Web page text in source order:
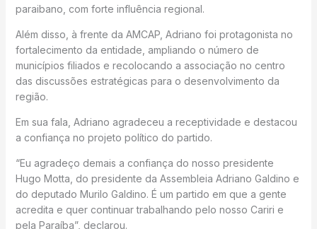
paraibano, com forte influência regional.
Além disso, à frente da AMCAP, Adriano foi protagonista no
fortalecimento da entidade, ampliando o número de
municípios filiados e recolocando a associação no centro
das discussões estratégicas para o desenvolvimento da
região.
Em sua fala, Adriano agradeceu a receptividade e destacou
a confiança no projeto político do partido.
“Eu agradeço demais a confiança do nosso presidente
Hugo Motta, do presidente da Assembleia Adriano Galdino e
do deputado Murilo Galdino. É um partido em que a gente
acredita e quer continuar trabalhando pelo nosso Cariri e
pela Paraíba”, declarou.